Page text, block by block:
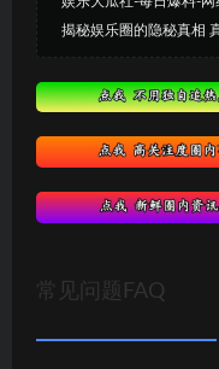
揭秘娱乐圈的隐秘真相
常见问题FAQ